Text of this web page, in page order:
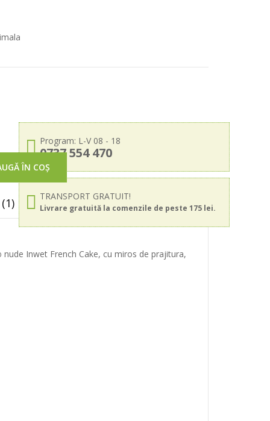
Program: L-V 08 - 18
0737 554 470
TRANSPORT GRATUIT!
Livrare gratuită la comenzile de peste 175 lei.
ÎN COȘ
Inwet French Cake, cu miros de prajitura,